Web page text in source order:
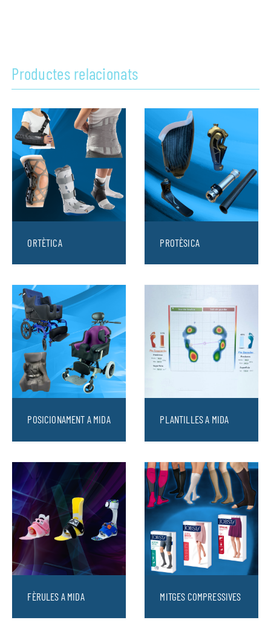
Productes relacionats
ORTÈTICA PROTÈSICA
POSICIONAMENT A MIDA PLANTILLES A MIDA
FÈRULES A MIDA MITGES COMPRESSIVES